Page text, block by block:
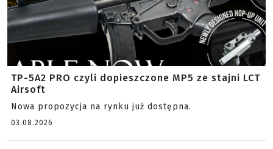
TP-5A2 PRO czyli dopieszczone MP5 ze stajni LCT
Airsoft
Nowa propozycja na rynku już dostępna.
03.08.2026